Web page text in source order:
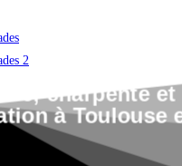
2
charpente et
à Toulouse